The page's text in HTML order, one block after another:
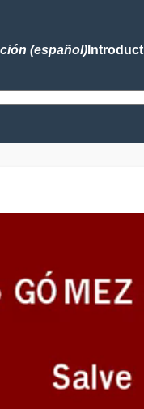
(español)